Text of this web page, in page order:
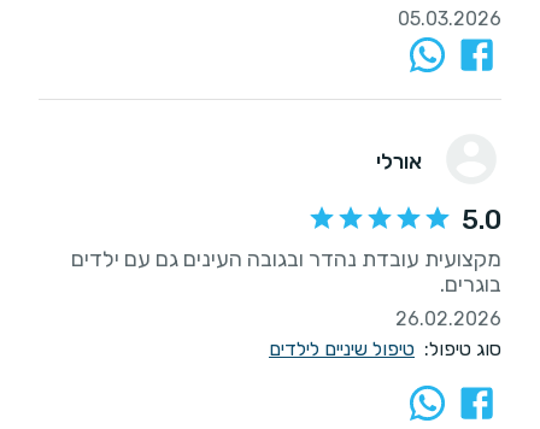
05.03.2026
אורלי
5.0
מקצועית עובדת נהדר ובגובה העינים גם עם ילדים
בוגרים.
26.02.2026
סוג טיפול: טיפול שיניים לילדים